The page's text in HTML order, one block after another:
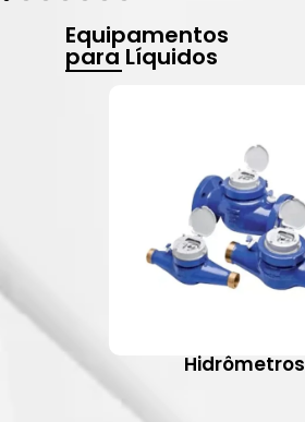
Equipamentos
para Líquidos
Hidrômetros